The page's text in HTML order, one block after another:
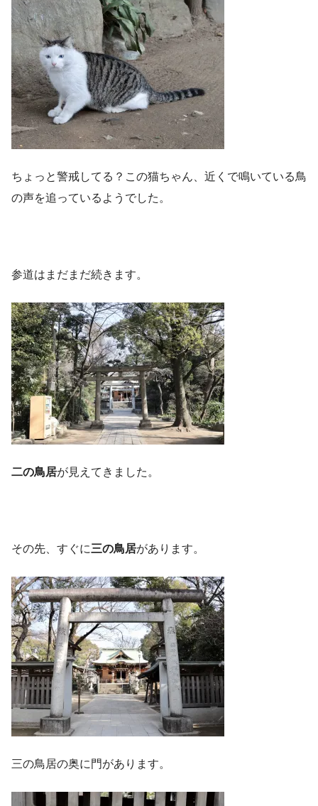
ちょっと警戒してる？この猫ちゃん、近くで鳴いている鳥
の声を追っているようでした。
参道はまだまだ続きます。
二の鳥居が見えてきました。
その先、すぐに三の鳥居があります。
三の鳥居の奥に門があります。